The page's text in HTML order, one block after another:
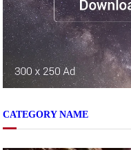
CATEGORY NAME